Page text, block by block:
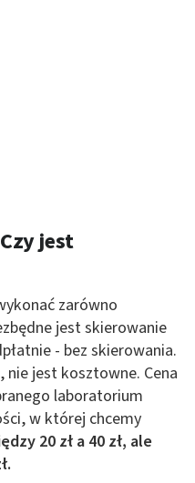
jest
zarówno
jest skierowanie
- bez skierowania.
nie jest kosztowne. Cena
laboratorium
w której chcemy
20 zł a 40 zł, ale